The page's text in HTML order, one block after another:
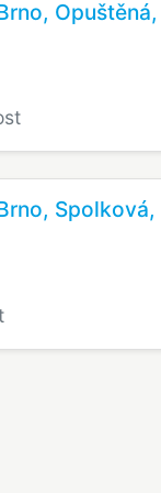
Opuštěná,
Spolková,